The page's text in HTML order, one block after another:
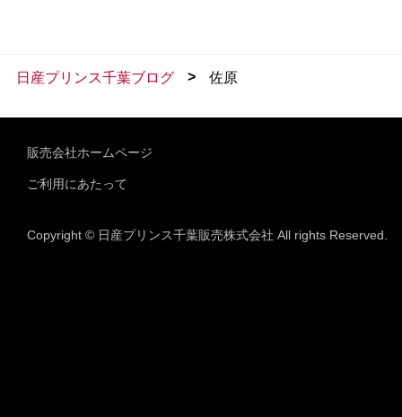
日産プリンス千葉ブログ > 佐原
販売会社ホームページ
ご利用にあたって
Copyright © 日産プリンス千葉販売株式会社 All rights Reserved.